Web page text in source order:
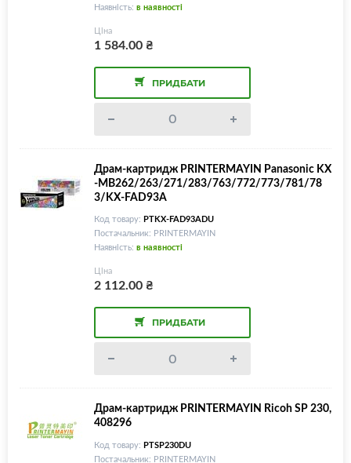
Наявність: в наявності
Ціна
1 584.00₴
ПРИДБАТИ
Драм-картридж PRINTERMAYIN Panasonic KX
-MB262/263/271/283/763/772/773/781/78
3/KX-FAD93A
Код товару: PTKX-FAD93ADU
Постачальник: PRINTERMAYIN
Наявність: в наявності
Ціна
2 112.00₴
ПРИДБАТИ
Драм-картридж PRINTERMAYIN Ricoh SP 230,
408296
Код товару: PTSP230DU
Постачальник: PRINTERMAYIN